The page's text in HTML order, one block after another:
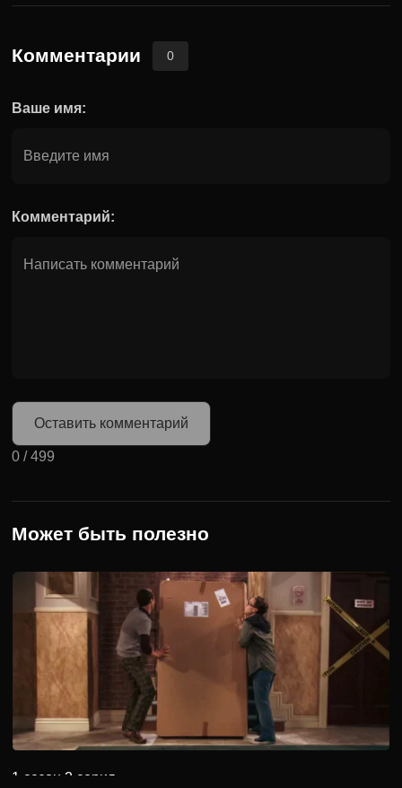
Комментарии 0
Ваше имя:
Комментарий:
Оставить комментарий
0 /499
Может быть полезно
1 сезон 2 серия